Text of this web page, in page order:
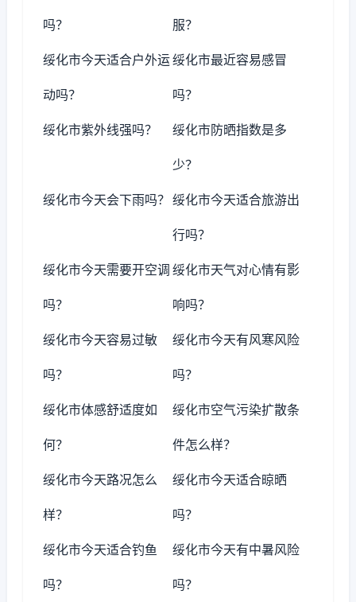
吗？ 服？
绥化市今天适合户外运
动吗？
绥化市最近容易感冒
吗？
绥化市紫外线强吗？ 绥化市防晒指数是多
少？
绥化市今天会下雨吗？ 绥化市今天适合旅游出
行吗？
绥化市今天需要开空调
吗？
绥化市天气对心情有影
响吗？
绥化市今天容易过敏
吗？
绥化市今天有风寒风险
吗？
绥化市体感舒适度如
何？
绥化市空气污染扩散条
件怎么样？
绥化市今天路况怎么
样？
绥化市今天适合晾晒
吗？
绥化市今天适合钓鱼
吗？
绥化市今天有中暑风险
吗？